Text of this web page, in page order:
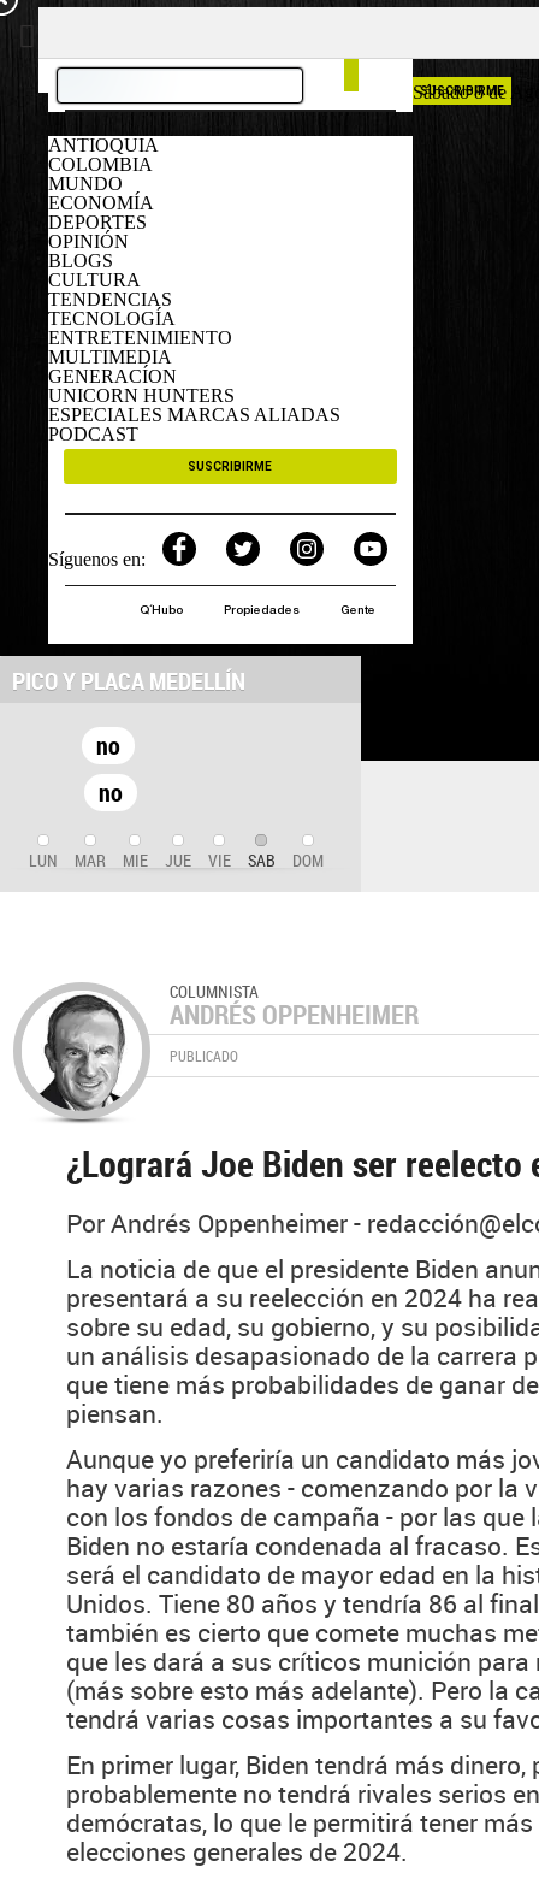
ANTIOQUIA
COLOMBIA
MUNDO
ECONOMÍA
DEPORTES
OPINIÓN
BLOGS
CULTURA
TENDENCIAS
TECNOLOGÍA
ENTRETENIMIENTO
MULTIMEDIA
GENERACÍON
UNICORN HUNTERS
ESPECIALES MARCAS ALIADAS
PODCAST
SUSCRIBIRME
Síguenos en:
Q´Hubo Propiedades Gente
Sábado 8 de
SUSCRIBIRME
PICO Y PLACA MEDELLÍN
no
no
LUN MAR MIE JUE VIE SAB DOM
COLUMNISTA
ANDRÉS OPPENHEIMER
PUBLICADO
¿Logrará Joe Biden ser reelecto
Por Andrés Oppenheimer -
La noticia de que el presidente Biden
presentará a su reelección en 2024 ha
sobre su edad, su gobierno, y su
un análisis desapasionado de la carrera
que tiene más probabilidades de ganar
piensan.
Aunque yo preferiría un candidato más
hay varias razones - comenzando por la
con los fondos de campaña - por las que
Biden no estaría condenada al fracaso.
será el candidato de mayor edad en la
Unidos. Tiene 80 años y tendría 86 al
también es cierto que comete muchas
que les dará a sus críticos munición
(más sobre esto más adelante). Pero la
tendrá varias cosas importantes a su
En primer lugar, Biden tendrá más dinero,
probablemente no tendrá rivales serios
demócratas, lo que le permitirá tener
elecciones generales de 2024.